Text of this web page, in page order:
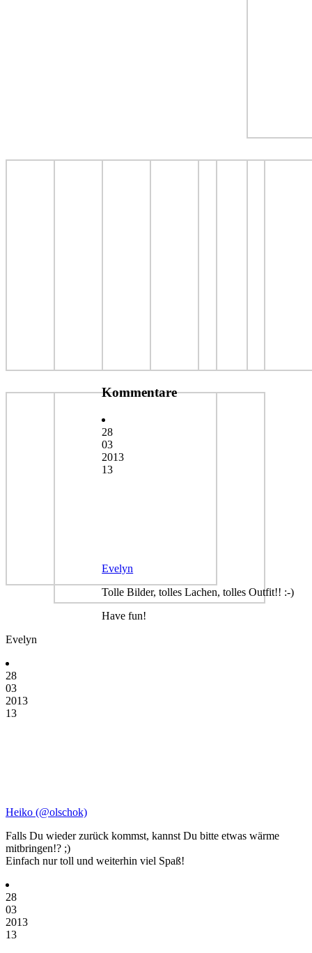
Kommentare
28
03
2013
13
Evelyn
Tolle Bilder, tolles Lachen, tolles Outfit!! :-)
Have fun!
Evelyn
28
03
2013
13
Heiko (@olschok)
Falls Du wieder zurück kommst, kannst Du bitte etwas wärme
mitbringen!? ;)
Einfach nur toll und weiterhin viel Spaß!
28
03
2013
13